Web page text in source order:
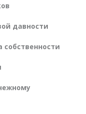
давности
собственности